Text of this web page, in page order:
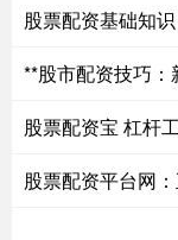
股票配资基础知
**股市配资技巧
股票配资宝 杠杆
股票配资平台网